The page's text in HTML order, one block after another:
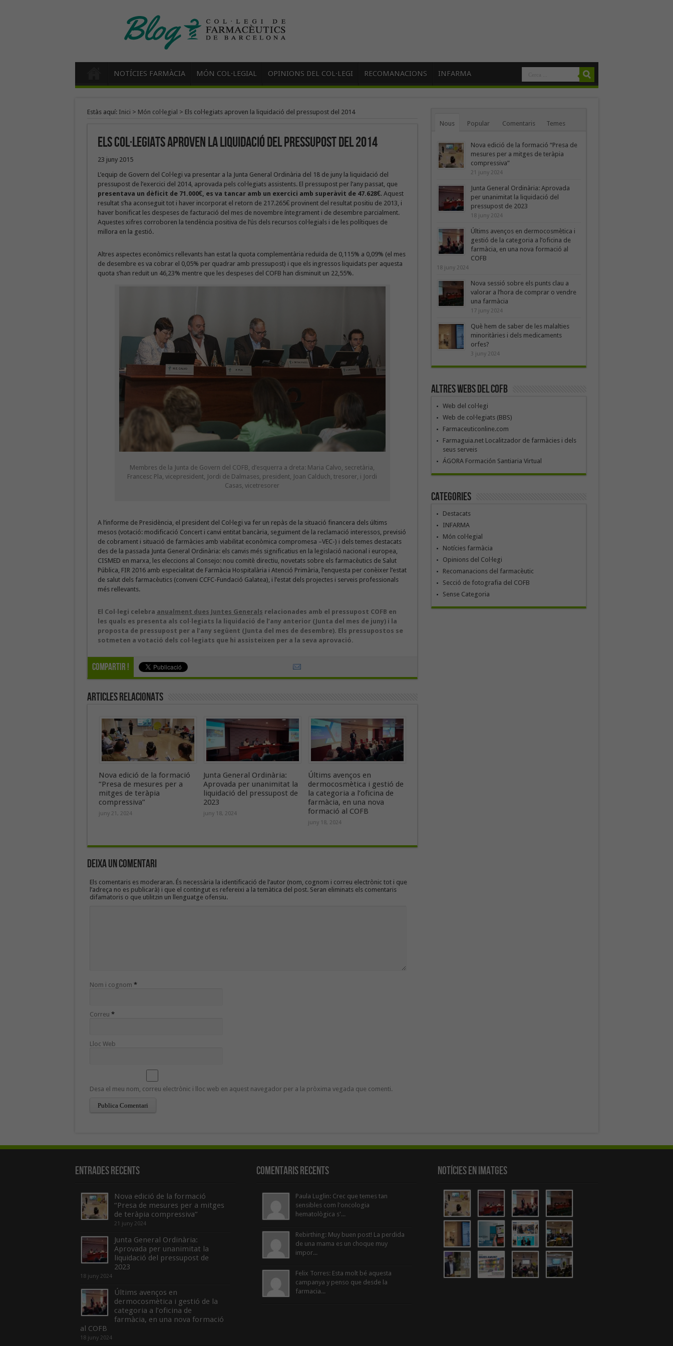
NOTÍCIES FARMÀCIA MÓN COL·LEGIAL OPINIONS DEL COL·LEGI RECOMANACIONS INFARMA
Estàs aquí: Inici > Món col·legial > Els col·legiats aproven la liquidació del pressupost del 2014
Els col·legiats aproven la liquidació del pressupost del 2014
23 juny 2015
L’equip de Govern del Col·legi va presentar a la Junta General Ordinària del 18 de juny la liquidació del
pressupost de l’exercici del 2014, aprovada pels col·legiats assistents. El pressupost per l’any passat, que
presentava un dèficit de 71.000€, es va tancar amb un exercici amb superàvit de 47.628€. Aquest
resultat s’ha aconseguit tot i haver incorporat el retorn de 217.265€ provinent del resultat positiu de 2013, i
haver bonificat les despeses de facturació del mes de novembre íntegrament i de desembre parcialment.
Aquestes xifres corroboren la tendència positiva de l’ús dels recursos col·legials i de les polítiques de
millora en la gestió.
Altres aspectes econòmics rellevants han estat la quota complementària reduïda de 0,115% a 0,09% (el mes
de desembre es va cobrar el 0,05% per quadrar amb pressupost) i que els ingressos liquidats per aquesta
quota s’han reduït un 46,23% mentre que les despeses del COFB han disminuït un 22,55%.
Membres de la Junta de Govern del COFB, d’esquerra a dreta: Maria Calvo, secretària,
Francesc Pla, vicepresident, Jordi de Dalmases, president, Joan Calduch, tresorer, i Jordi
Casas, vicetresorer
A l’informe de Presidència, el president del Col·legi va fer un repàs de la situació financera dels últims
mesos (votació: modificació Concert i canvi entitat bancària, seguiment de la reclamació interessos, previsió
de cobrament i situació de farmàcies amb viabilitat econòmica compromesa –VEC-) i dels temes destacats
des de la passada Junta General Ordinària: els canvis més significatius en la legislació nacional i europea,
CISMED en marxa, les eleccions al Consejo: nou comitè directiu, novetats sobre els farmacèutics de Salut
Pública, FIR 2016 amb especialitat de Farmàcia Hospitalària i Atenció Primària, l’enquesta per conèixer l’estat
de salut dels farmacèutics (conveni CCFC-Fundació Galatea), i l’estat dels projectes i serveis professionals
més rellevants.
El Col·legi celebra anualment dues Juntes Generals relacionades amb el pressupost COFB en
les quals es presenta als col·legiats la liquidació de l’any anterior (Junta del mes de juny) i la
proposta de pressupost per a l’any següent (Junta del mes de desembre). Els pressupostos se
sotmeten a votació dels col·legiats que hi assisteixen per a la seva aprovació.
Compartir !
Articles Relacionats
Nova edició de la formació
“Presa de mesures per a
mitges de teràpia
compressiva”
juny 21, 2024
Junta General Ordinària:
Aprovada per unanimitat la
liquidació del pressupost de
2023
juny 18, 2024
Últims avenços en
dermocosmètica i gestió de
la categoria a l’oficina de
farmàcia, en una nova
formació al COFB
juny 18, 2024
Deixa un Comentari
Els comentaris es moderaran. És necessària la identificació de l’autor (nom, cognom i correu electrònic tot i que
l’adreça no es publicarà) i que el contingut es refereixi a la temàtica del post. Seran eliminats els comentaris
difamatoris o que utilitzin un llenguatge ofensiu.
Nom i cognom *
Correu *
Lloc Web
Desa el meu nom, correu electrònic i lloc web en aquest navegador per a la pròxima vegada que comenti.
Nous Popular Comentaris Temes
Nova edició de la formació “Presa de
mesures per a mitges de teràpia
compressiva”
21 juny 2024
Junta General Ordinària: Aprovada
per unanimitat la liquidació del
pressupost de 2023
18 juny 2024
Últims avenços en dermocosmètica i
gestió de la categoria a l’oficina de
farmàcia, en una nova formació al
COFB
18 juny 2024
Nova sessió sobre els punts clau a
valorar a l’hora de comprar o vendre
una farmàcia
17 juny 2024
Què hem de saber de les malalties
minoritàries i dels medicaments
orfes?
3 juny 2024
Altres webs del COFB
Web del col·legi
Web de col·legiats (BBS)
Farmaceuticonline.com
Farmaguia.net Localitzador de farmàcies i dels
seus serveis
ÁGORA Formación Santiaria Virtual
Categories
Destacats
INFARMA
Món col·legial
Notícies farmàcia
Opinions del Col·legi
Recomanacions del farmacèutic
Secció de fotografia del COFB
Sense Categoria
Entrades recents
Nova edició de la formació
“Presa de mesures per a mitges
de teràpia compressiva”
21 juny 2024
Junta General Ordinària:
Aprovada per unanimitat la
liquidació del pressupost de
2023
18 juny 2024
Últims avenços en
dermocosmètica i gestió de la
categoria a l’oficina de
farmàcia, en una nova formació
al COFB
18 juny 2024
Comentaris Recents
Paula Luglin: Crec que temes tan
sensibles com l'oncologia
hematològica s'...
Rebirthing: Muy buen post! La perdida
de una mama es un choque muy
impor...
Felix Torres: Esta molt bé aquesta
campanya y penso que desde la
farmacia...
Notícies en Imatges